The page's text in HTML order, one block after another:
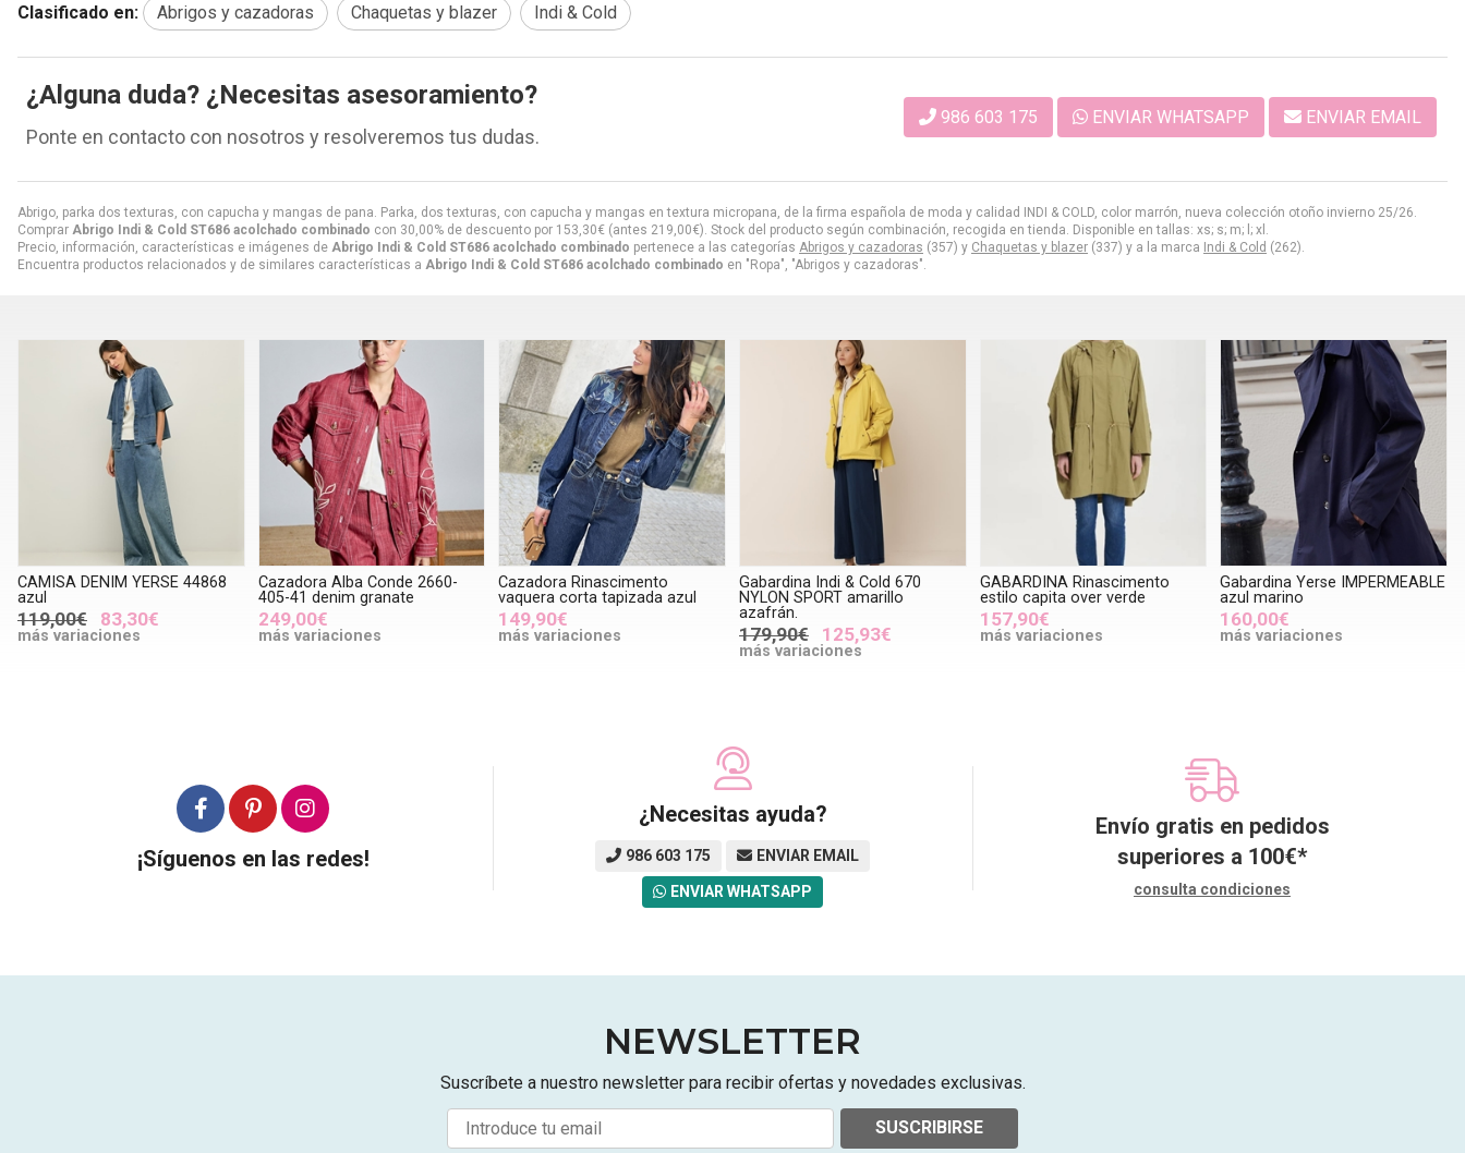
Abrigo, parka dos texturas, con capucha y mangas de pana. Parka, dos texturas, con capucha y mangas en textura micropana, de la firma española de moda y calidad INDI & COLD, color marrón, nueva colección otoño invierno 25/26.
Comprar Abrigo Indi & Cold ST686 acolchado combinado con 30,00% de descuento por 153,30€ (antes 219,00€). Stock del producto según combinación, recogida en tienda. Disponible en tallas: xs; s; m; l; xl.
Precio, información, características e imágenes de Abrigo Indi & Cold ST686 acolchado combinado pertenece a las categorías Abrigos y cazadoras (357) y Chaquetas y blazer (337) y a la marca Indi & Cold (262).
Encuentra productos relacionados y de similares características a Abrigo Indi & Cold ST686 acolchado combinado en "Ropa", "Abrigos y cazadoras".
Clasificado en: Abrigos y cazadoras Chaquetas y blazer Indi & Cold
¿Alguna duda? ¿Necesitas asesoramiento?
Ponte en contacto con nosotros y resolveremos tus dudas.
986 603 175 ENVIAR WHATSAPP ENVIAR EMAIL
CAMISA DENIM YERSE 44868
azul
119,00€ 83,30€
más variaciones
Cazadora Alba Conde 2660-
405-41 denim granate
249,00€
más variaciones
Cazadora Rinascimento
vaquera corta tapizada azul
149,90€
más variaciones
Gabardina Indi & Cold 670
NYLON SPORT amarillo
azafrán.
179,90€ 125,93€
más variaciones
GABARDINA Rinascimento
estilo capita over verde
157,90€
más variaciones
Gabardina Yerse IMPERMEABLE
azul marino
160,00€
más variaciones
¡Síguenos en las redes!
¿Necesitas ayuda?
986 603 175 ENVIAR EMAIL
ENVIAR WHATSAPP
Envío gratis en pedidos
superiores a 100€*
consulta condiciones
NEWSLETTER
Suscríbete a nuestro newsletter para recibir ofertas y novedades exclusivas.
SUSCRIBIRSE